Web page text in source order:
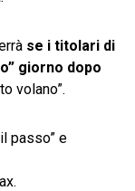
se i titolari di
giorno dopo
volano”.
passo” e